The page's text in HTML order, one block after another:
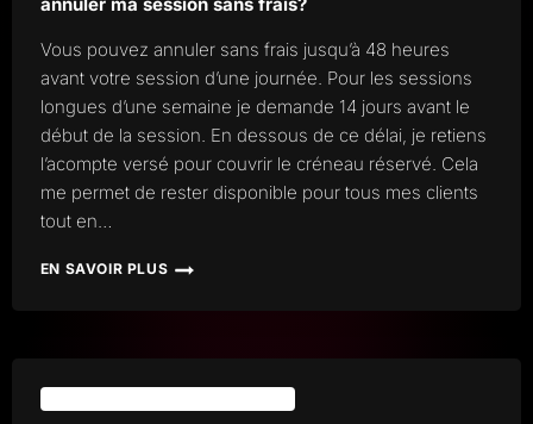
Vous pouvez annuler sans frais jusqu’à 48 heures
avant votre session d’une journée. Pour les sessions
longues d’une semaine je demande 14 jours avant le
début de la session. En dessous de ce délai, je retiens
l’acompte versé pour couvrir le créneau réservé. Cela
me permet de rester disponible pour tous mes clients
tout en…
EN SAVOIR PLUS
COMBIEN
SESSION
PUIS-